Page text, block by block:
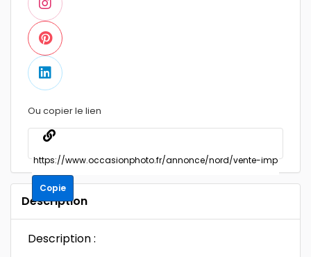
Ou copier le lien
Copie
Description
Description :